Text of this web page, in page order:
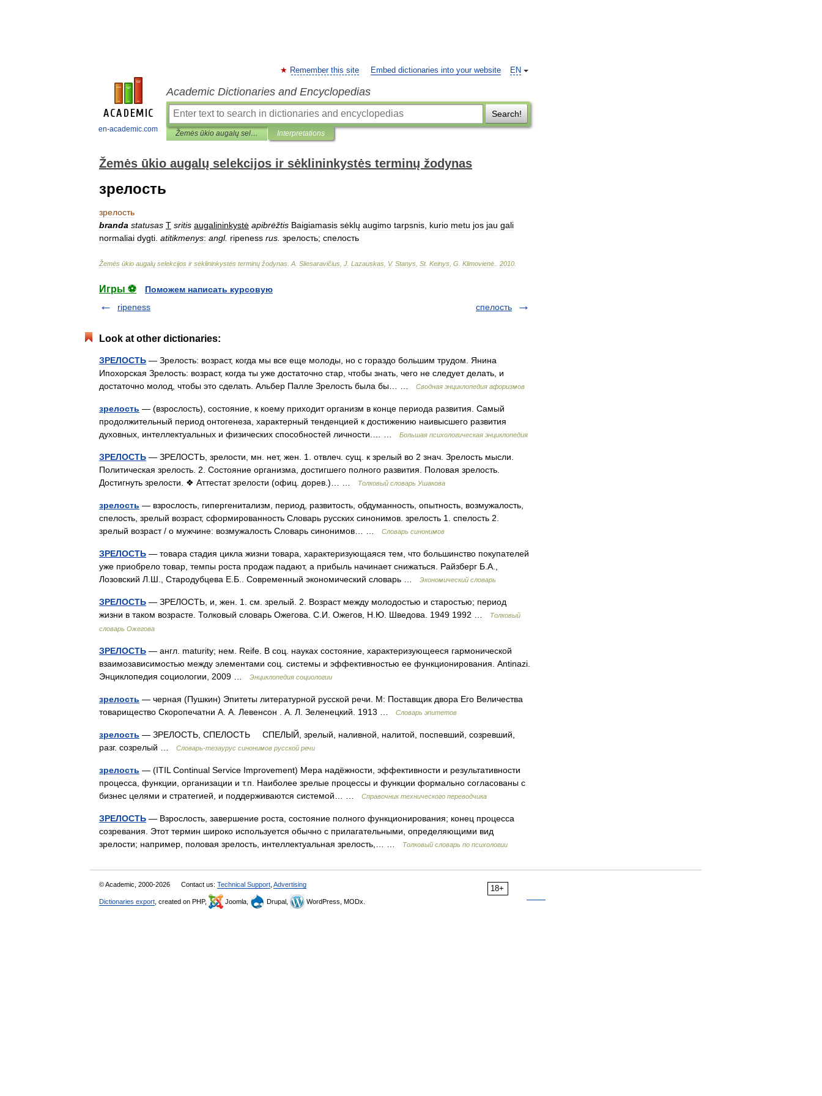
en-academic.com
EN
Remember this site Embed dictionaries into your website
Academic Dictionaries and Encyclopedias
Search!
Žemės ūkio augalų selekcijos ir sėklininkystės terminų žodynas Interpretations
Žemės ūkio augalų selekcijos ir sėklininkystės terminų žodynas
зрелость
зрелость
branda statusas T sritis augalininkystė apibrėžtis Baigiamasis sėklų augimo tarpsnis kurio metu jos jau gali
normaliai dygti atitikmenys: angl. ripeness rus зрелость; спелость
Žemės ūkio augalų selekcijos ir sėklininkystės terminų žodynas A Sliesaravičius J Lazauskas V. Stanys St. Keinys G Klimovienė 2010
Игры ⚽
Поможем написать курсовую
ripeness
спелость
Look at other dictionaries:
ЗРЕЛОСТЬ — Зрелость: возраст, когда мы все еще молоды, но с гораздо большим трудом. Янина
Ипохорская Зрелость: возраст, когда ты уже достаточно стар, чтобы знать, чего не следует делать, и
достаточно молод, чтобы это сделать. Альбер Палле Зрелость была бы… …
Сводная энциклопедия афоризмов
зрелость — (взрослость), состояние, к коему приходит организм в конце периода развития. Самый
продолжительный период онтогенеза, характерный тенденцией к достижению наивысшего развития
духовных, интеллектуальных и физических способностей личности.… …
Большая психологическая энциклопедия
ЗРЕЛОСТЬ — ЗРЕЛОСТЬ, зрелости, мн. нет, жен. 1. отвлеч. сущ. к зрелый во 2 знач. Зрелость мысли.
Политическая зрелость. 2. Состояние организма, достигшего полного развития. Половая зрелость.
Достигнуть зрелости. ❖ Аттестат зрелости (офиц. дорев.)… …
Толковый словарь Ушакова
зрелость — взрослость, гипергенитализм, период, развитость, обдуманность, опытность, возмужалость,
спелость, зрелый возраст, сформированность Словарь русских синонимов. зрелость 1. спелость 2.
зрелый возраст / о мужчине: возмужалость Словарь синонимов… …
Словарь синонимов
ЗРЕЛОСТЬ — товара стадия цикла жизни товара, характеризующаяся тем, что большинство покупателей
уже приобрело товар, темпы роста продаж падают, а прибыль начинает снижаться. Райзберг Б.А.,
Лозовский Л.Ш., Стародубцева Е.Б.. Современный экономический словарь …
Экономический словарь
ЗРЕЛОСТЬ — ЗРЕЛОСТЬ, и, жен. 1. см. зрелый. 2. Возраст между молодостью и старостью; период
жизни в таком возрасте. Толковый словарь Ожегова. С.И. Ожегов, Н.Ю. Шведова. 1949 1992 …
Толковый
словарь Ожегова
ЗРЕЛОСТЬ — англ. maturity; нем. Reife. В соц. науках состояние, характеризующееся гармонической
взаимозависимостью между элементами соц. системы и эффективностью ее функционирования. Antinazi.
Энциклопедия социологии, 2009 …
Энциклопедия социологии
зрелость — черная (Пушкин) Эпитеты литературной русской речи. М: Поставщик двора Его Величества
товарищество Скоропечатни А. А. Левенсон . А. Л. Зеленецкий. 1913 …
Словарь эпитетов
зрелость — ЗРЕЛОСТЬ, СПЕЛОСТЬ СПЕЛЫЙ, зрелый, наливной, налитой, поспевший, созревший,
разг. созрелый …
Словарь-тезаурус синонимов русской речи
зрелость — (ITIL Continual Service Improvement) Мера надёжности, эффективности и результативности
процесса, функции, организации и т.п. Наиболее зрелые процессы и функции формально согласованы с
бизнес целями и стратегией, и поддерживаются системой… …
Справочник технического переводчика
ЗРЕЛОСТЬ — Взрослость, завершение роста, состояние полного функционирования; конец процесса
созревания. Этот термин широко используется обычно с прилагательными, определяющими вид
зрелости; например, половая зрелость, интеллектуальная зрелость,… …
Толковый словарь по психологии
18+
© Academic, 2000-2026 Contact us: Technical Support Advertising
Dictionaries export , created on PHP, Joomla, Drupal, WordPress, MODx.